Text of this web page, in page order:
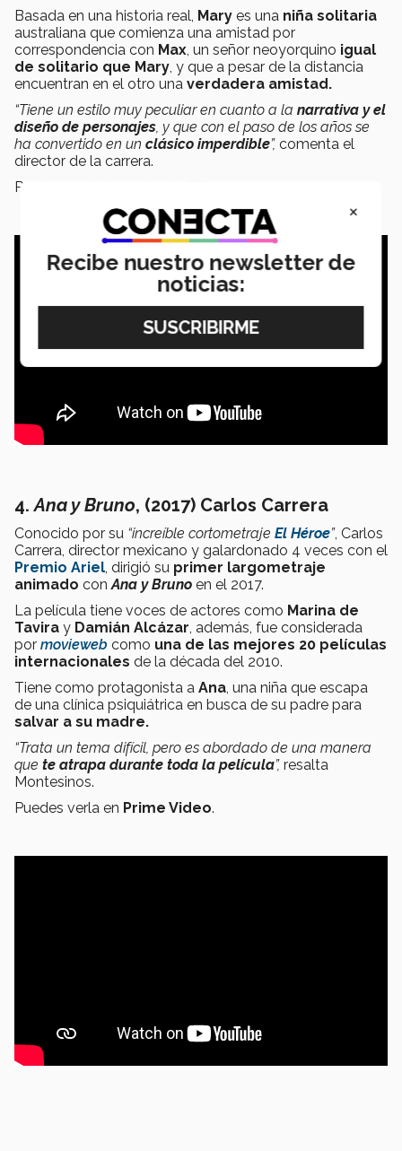
Basada en una historia real, Mary es una niña solitaria
australiana que comienza una amistad por
correspondencia con Max, un señor neoyorquino igual
de solitario que Mary, y que a pesar de la distancia
encuentran en el otro una verdadera amistad.
“Tiene un estilo muy peculiar en cuanto a la narrativa y el
diseño de personajes, y que con el paso de los años se
ha convertido en un clásico imperdible”, comenta el
director de la carrera.
Puedes rentarla en
4.Ana y Bruno, (2017) Carlos Carrera
Conocido por su “increíble cortometraje El Héroe”, Carlos
Carrera, director mexicano y galardonado 4 veces con el
Premio Ariel, dirigió su primer largometraje
animado conAna y Bruno en el 2017.
La película tiene voces de actores como Marina de
Tavira y Damián Alcázar, además, fue considerada
por movieweb como una de las mejores 20 películas
internacionales de la década del 2010.
Tiene como protagonista a Ana, una niña que escapa
de una clínica psiquiátrica en busca de su padre para
salvar a su madre.
“Trata un tema difícil, pero es abordado de una manera
que te atrapa durante toda la película”, resalta
Montesinos.
Puedes verla en Prime Video.
×
Recibe nuestro newsletter de
noticias: